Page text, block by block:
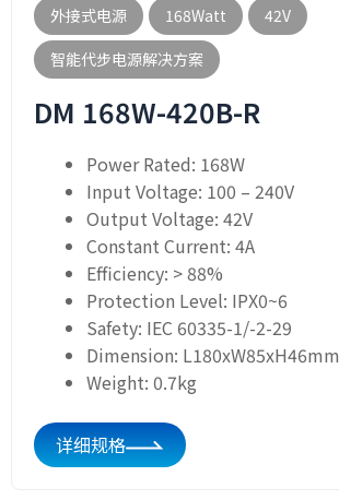
外接式电源 168Watt
42V
智能代步电源解决方案
DM 168W-420B-R
Power Rated: 168W
Input Voltage: 100 – 240V
Output Voltage: 42V
Constant Current: 4A
Efficiency: > 88%
Protection Level: IPX0~6
Safety: IEC 60335-1/-2-29
Dimension: L180xW85xH46mm
Weight: 0.7kg
详细规格